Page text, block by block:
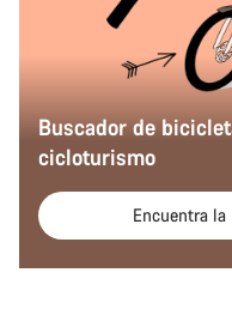
Buscador de
cicloturismo
Encuentra